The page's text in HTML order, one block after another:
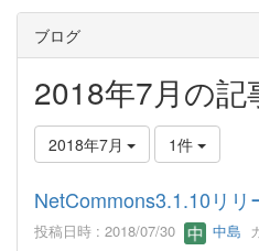
ブログ
2018年7月の記
2018年7月 1件
NetCommons3.1.10リリ
投稿日時 : 2018/07/30 中島